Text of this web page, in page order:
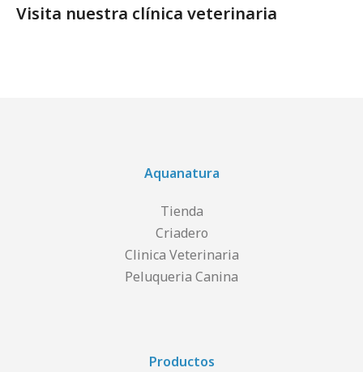
Visita nuestra clínica veterinaria
Aquanatura
Tienda
Criadero
Clinica Veterinaria
Peluqueria Canina
Productos